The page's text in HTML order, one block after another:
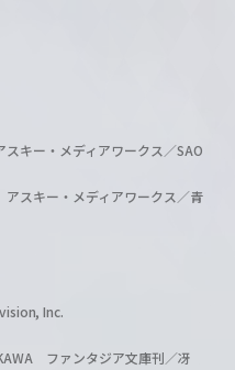
キー・メディアワークス／SAO
スキー・メディアワークス／青
Inc.
ファンタジア文庫刊／冴